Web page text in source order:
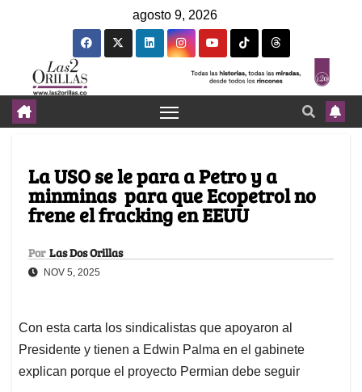
agosto 9, 2026
La USO se le para a Petro y a
minminas para que Ecopetrol no
frene el fracking en EEUU
Por Las Dos Orillas
NOV 5, 2025
Con esta carta los sindicalistas que apoyaron al
Presidente y tienen a Edwin Palma en el gabinete
explican porque el proyecto Permian debe seguir